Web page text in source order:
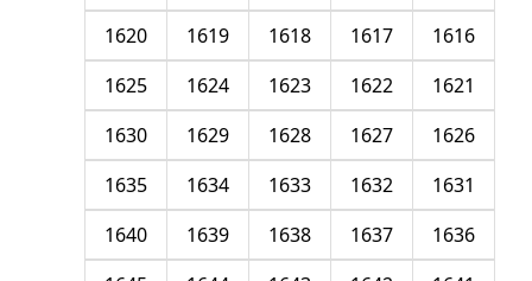
1616
1617
1618
1619
1620
1621
1622
1623
1624
1625
1626
1627
1628
1629
1630
1631
1632
1633
1634
1635
1636
1637
1638
1639
1640